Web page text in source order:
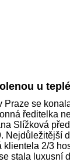
u
Praze se
ředitelka
Slížková
Nejdůležitější
klientela 2/3
stala luxusní